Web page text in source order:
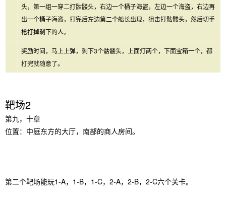
头，第一组一穿二打骷髅头，右边一个桶子海盗，左边一个海盗，右边再
出一个桶子海盗，打完后左边第二个船长出现，狙击打骷髅头，然后切手
枪打掉剩下的人。
奖励时间，马上上弹，剩下3个骷髅头，上面灯两个，下面宝箱一个，都
打完就随意了。
靶场2
第九，十章
位置：中庭东方的大厅，南部的商人房间。
第二个靶场能玩1-A，1-B，1-C，2-A，2-B，2-C六个关卡。